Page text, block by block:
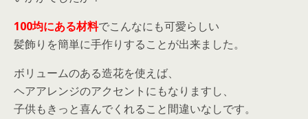
100均にある材料でこんなにも可愛らしい
髪飾りを簡単に手作りすることが出来ました。
ボリュームのある造花を使えば、
ヘアアレンジのアクセントにもなりますし、
子供もきっと喜んでくれること間違いなしです。